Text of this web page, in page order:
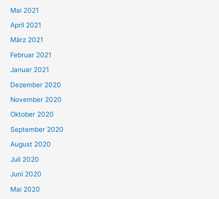
h
:
Mai 2021
April 2021
März 2021
Februar 2021
Januar 2021
Dezember 2020
November 2020
Oktober 2020
September 2020
August 2020
Juli 2020
Juni 2020
Mai 2020